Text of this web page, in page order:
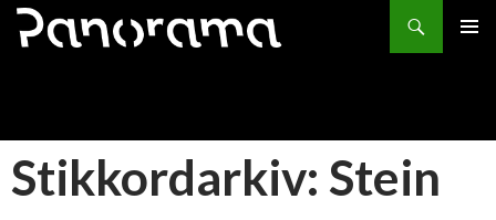
Søk
HOPP
Stikkordarkiv: Stein